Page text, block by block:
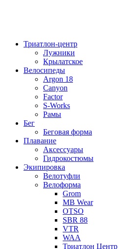
Триатлон-центр
Лужники
Крылатское
Велосипеды
Argon 18
Canyon
Factor
S-Works
Рамы
Бег
Беговая форма
Плавание
Аксессуары
Гидрокостюмы
Экипировка
Велотуфли
Велоформа
Grom
MB Wear
OTSO
SBR 88
VTR
WAA
Триатлон Центр